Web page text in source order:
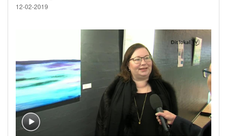
12-02-2019